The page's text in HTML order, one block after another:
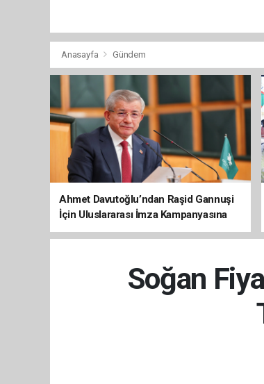
Anasayfa Gündem
Ahmet Davutoğlu’ndan Raşid Gannuşi
İçin Uluslararası İmza Kampanyasına
Destek
Soğan